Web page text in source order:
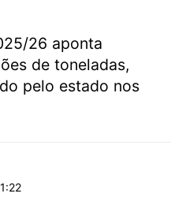
26 aponta
de toneladas,
pelo estado nos